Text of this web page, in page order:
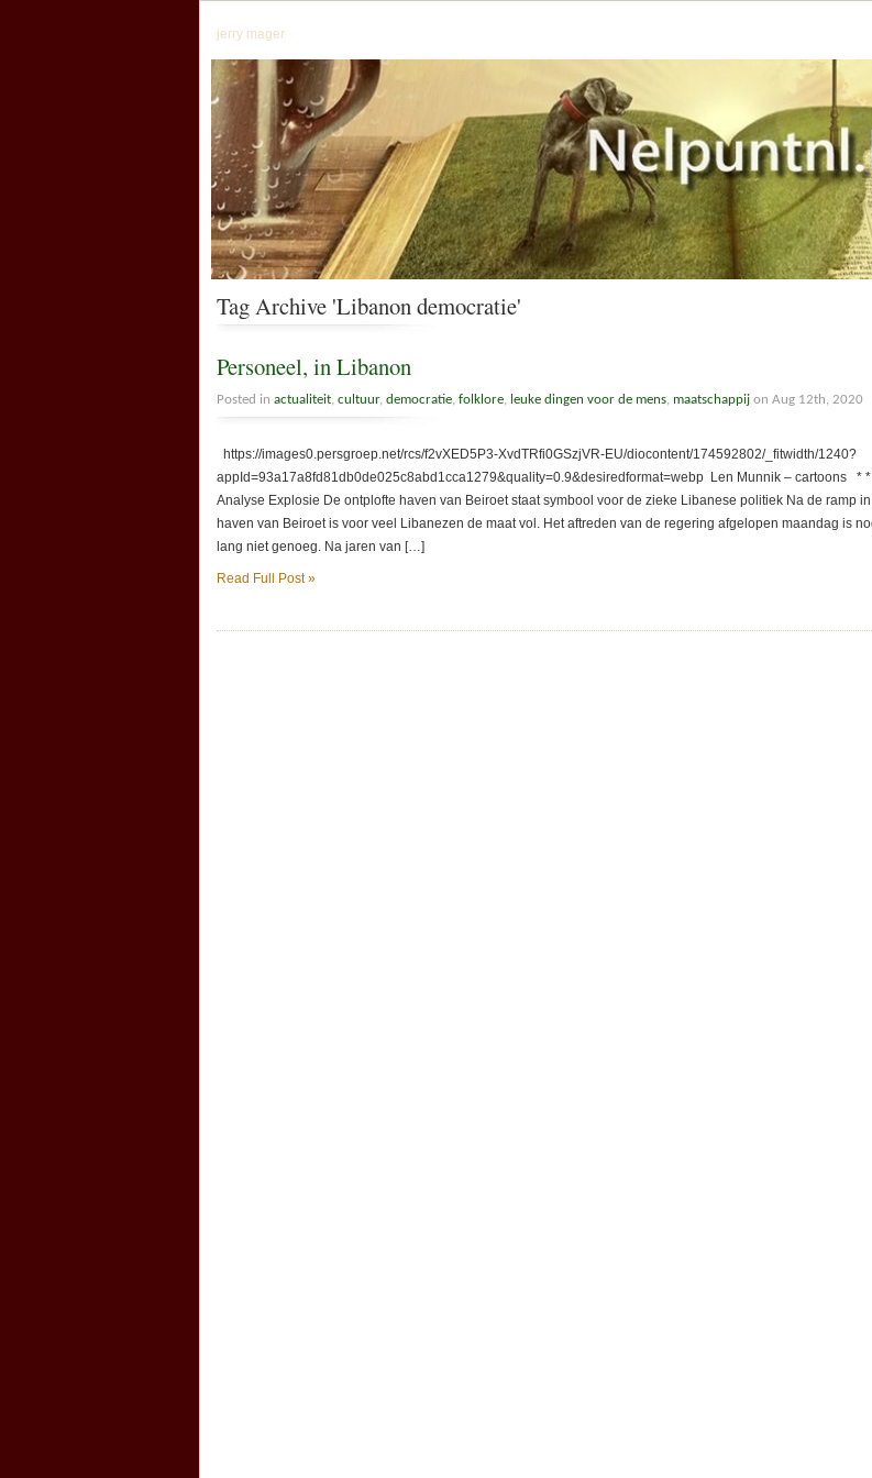
jerry mager
Tag Archive 'Libanon democratie'
Personeel, in Libanon
Posted in actualiteit cultuur, democratie folklore leuke dingen voor de mens maatschappij on Aug 12th, 2020
https://images0.persgroep.net/rcs/f2vXED5P3-XvdTRfi0GSzjVR-EU/diocontent/174592802/_fitwidth/1240?
appId=93a17a8fd81db0de025c8abd1cca1279&quality=0.9&desiredformat=webp Len Munnik – cartoons *
Analyse Explosie De ontplofte haven van Beiroet staat symbool voor de zieke Libanese politiek Na de ramp
haven van Beiroet is voor veel Libanezen de maat vol. Het aftreden van de regering afgelopen maandag is
lang niet genoeg. Na jaren van […]
Read Full Post »